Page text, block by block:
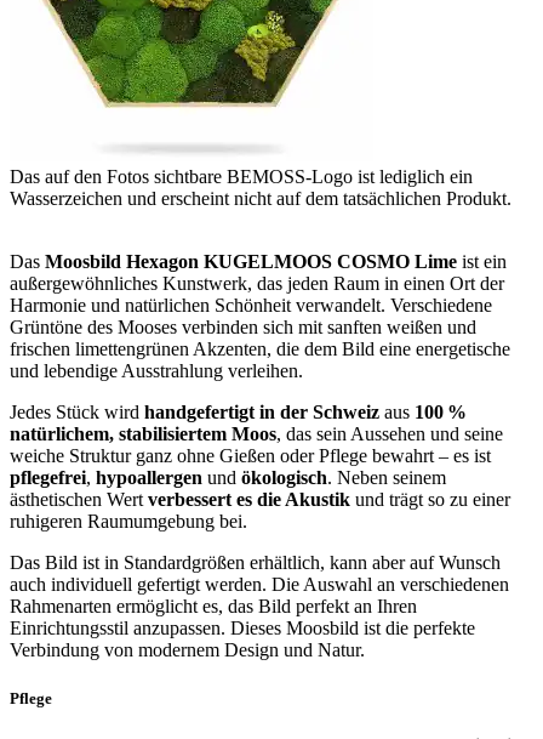
Das auf den Fotos sichtbare BEMOSS-Logo ist lediglich ein
Wasserzeichen und erscheint nicht auf dem tatsächlichen Produkt.
Das Moosbild Hexagon KUGELMOOS COSMO Lime ist ein
außergewöhnliches Kunstwerk, das jeden Raum in einen Ort der
Harmonie und natürlichen Schönheit verwandelt. Verschiedene
Grüntöne des Mooses verbinden sich mit sanften weißen und
frischen limettengrünen Akzenten, die dem Bild eine energetische
und lebendige Ausstrahlung verleihen.
Jedes Stück wird handgefertigt in der Schweiz aus 100 %
natürlichem, stabilisiertem Moos, das sein Aussehen und seine
weiche Struktur ganz ohne Gießen oder Pflege bewahrt – es ist
pflegefrei, hypoallergen und ökologisch. Neben seinem
ästhetischen Wert verbessert es die Akustik und trägt so zu einer
ruhigeren Raumumgebung bei.
Das Bild ist in Standardgrößen erhältlich, kann aber auf Wunsch
auch individuell gefertigt werden. Die Auswahl an verschiedenen
Rahmenarten ermöglicht es, das Bild perfekt an Ihren
Einrichtungsstil anzupassen. Dieses Moosbild ist die perfekte
Verbindung von modernem Design und Natur.
Pflege